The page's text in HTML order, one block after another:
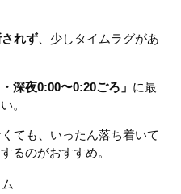
れず、少しタイムラグがあ
深夜0:00〜0:20ごろ」 に最
。
ても、いったん落ち着いて
するのがおすすめ。